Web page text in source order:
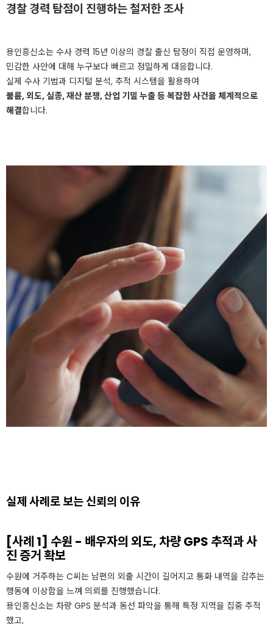
경찰 경력 탐점이 진행하는 철저한 조사
용인흥신소는 수사 경력 15년 이상의 경찰 출신 탐정이 직접 운영하며,
민감한 사안에 대해 누구보다 빠르고 정밀하게 대응합니다.
실제 수사 기법과 디지털 분석, 추적 시스템을 활용하여
불륜, 외도, 실종, 재산 분쟁, 산업 기밀 누출 등 복잡한 사건을 체계적으로
해결합니다.
실제 사례로 보는 신뢰의 이유
[사례 1] 수원 - 배우자의 외도, 차량 GPS 추적과 사
진 증거 확보
수원에 거주하는 C씨는 남편의 외출 시간이 길어지고 통화 내역을 감추는
행동에 이상함을 느껴 의뢰를 진행했습니다.
용인흥신소는 차량 GPS 분석과 동선 파악을 통해 특정 지역을 집중 추적
했고,